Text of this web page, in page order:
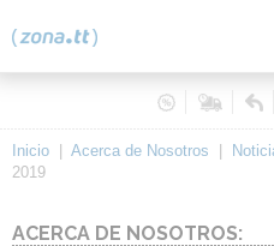
Inicio Acerca de Nosotros
2019
ACERCA DE NOSOTROS: